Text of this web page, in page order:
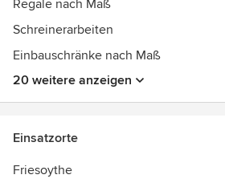
Regale nach Maß
Schreinerarbeiten
Einbauschränke nach Maß
20 weitere anzeigen
Einsatzorte
Friesoythe